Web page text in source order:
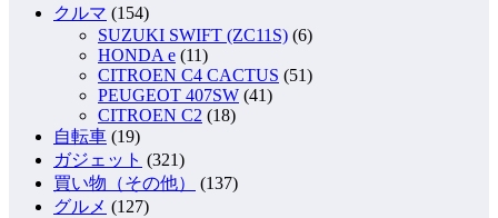
クルマ (154)
SUZUKI SWIFT (ZC11S) (6)
HONDA e (11)
CITROEN C4 CACTUS (51)
PEUGEOT 407SW (41)
CITROEN C2 (18)
自転車 (19)
ガジェット (321)
買い物（その他）
(137)
グルメ (127)